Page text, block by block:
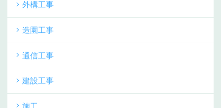
外構工事
造園工事
通信工事
建設工事
施工